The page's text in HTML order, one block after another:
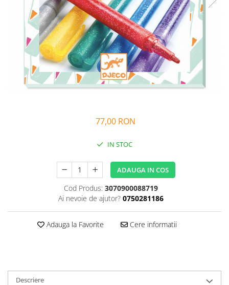
Alfabet si matematica
Jocuri de memorie si inteligenta
Seria Lectia de sanatate
Editura Litera
Editura Galaxia Copiilor
Colectia PIXI
Pisicile Războinice
Colectia Pia Papadia
77,00 RON
IN STOC
ADAUGA IN COS
Cod Produs: 3070900088719
Ai nevoie de ajutor? 0750281186
Adauga la Favorite Cere informatii
Descriere